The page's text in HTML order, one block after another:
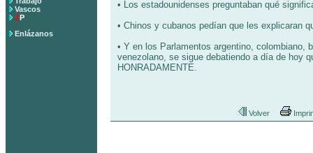
Vascos
ZP
Enlázanos
• Los estadounidenses preguntaban qué
• Chinos y cubanos pedían que les explicaran
• Y en los Parlamentos argentino, colombiano,
venezolano, se sigue debatiendo a día de hoy
HONRADAMENTE.
Volver